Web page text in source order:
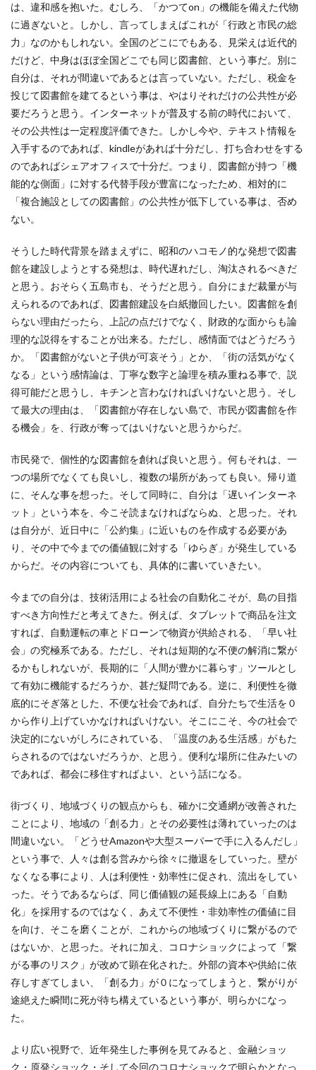
は、違和感を抱いた。むしろ、「かつてon」の機能を備えた代物
に過ぎないと。しかし、言ってしまえばこれが「行政と市民の総
力」なのかもしれない。全国のどこにでもある、見栄えは近代的
だけど、中身はほぼ全国どこでも同じ図書館、という事だ。別に
自分は、それが間違いであるとは言っていない。ただし、税金を
投じて図書館を建てるという事は、やはりそれだけの公共性が必
要だろうと思う。インターネットが普及する前の時代において、
その公共性は一定程度評価できた。しかし今や、テキスト情報を
入手するのであれば、kindleがあれば十分だし、打ち合わせをする
のであればシェアオフィスで十分だ。つまり、図書館が持つ「機
能的な側面」に対する代替手段が豊富になったため、相対的に
「複合施設としての図書館」の公共性が低下している事は、否め
ない。
そうした時代背景を踏まえずに、昭和のハコモノ的な発想で図書
館を建設しようとする発想は、時代遅れだし、淘汰されるべきだ
と思う。おそらく五島市も、そうだと思う。自分にまだ裁量が与
えられるのであれば、図書館建設を白紙撤回したい。図書館を創
らない理由だったら、上記の点だけでなく、財政的な面からも論
理的な説得をすることが出来る。ただし、感情面ではどうだろう
か。「図書館がないと子供が可哀そう」とか、「街の活気がなく
なる」という感情論は、丁寧な数字と論理を積み重ねる事で、説
得可能だと思うし、キチンと言わなければいけないと思う。そし
て最大の理由は、「図書館が存在しない島で、市民が図書館を作
る機会」を、行政が奪ってはいけないと思うからだ。
市民発で、個性的な図書館を創れば良いと思う。何もそれは、一
つの場所でなくても良いし、複数の場所があっても良い。帰り道
に、そんな事を想った。そして同時に、自分は「遅いインターネ
ット」という本を、今こそ読まなければならぬ、と思った。それ
は自分が、近日中に「公約集」に近いものを作成する必要があ
り、その中で今までの価値観に対する「ゆらぎ」が発生している
からだ。その内容についても、具体的に書いていきたい。
今までの自分は、技術活用による社会の自動化こそが、島の目指
すべき方向性だと考えてきた。例えば、タブレットで商品を注文
すれば、自動運転の車とドローンで物資が供給される、「早い社
会」の究極系である。ただし、それは短期的な不便の解消に繋が
るかもしれないが、長期的に「人間が豊かに暮らす」ツールとし
て有効に機能するだろうか、甚だ疑問である。逆に、利便性を徹
底的にそぎ落とした、不便な社会であれば、自分たちで生活を０
から作り上げていかなければいけない。そこにこそ、今の社会で
決定的にないがしろにされている、「温度のある生活感」がもた
らされるのではないだろうか、と思う。便利な場所に住みたいの
であれば、都会に移住すればよい、という話になる。
街づくり、地域づくりの観点からも、確かに交通網が改善された
ことにより、地域の「創る力」とその必要性は薄れていったのは
間違いない。「どうせAmazonや大型スーパーで手に入るんだし」
という事で、人々は創る営みから徐々に撤退をしていった。壁が
なくなる事により、人は利便性・効率性に促され、流出をしてい
った。そうであるならば、同じ価値観の延長線上にある「自動
化」を採用するのではなく、あえて不便性・非効率性の価値に目
を向け、そこを磨くことが、これからの地域づくりに繋がるので
はないか、と思った。それに加え、コロナショックによって「繋
がる事のリスク」が改めて顕在化された。外部の資本や供給に依
存しすぎてしまい、「創る力」が０になってしまうと、繋がりが
途絶えた瞬間に死が待ち構えているという事が、明らかになっ
た。
より広い視野で、近年発生した事例を見てみると、金融ショッ
ク・原発ショック・そして今回のコロナショックで明らかとなっ